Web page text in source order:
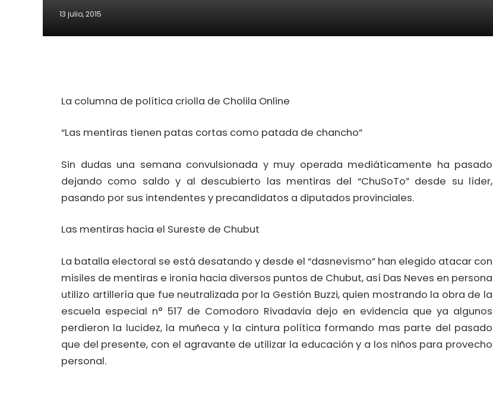
13 julio, 2015
La columna de política criolla de Cholila Online
“Las mentiras tienen patas cortas como patada de chancho”
Sin dudas una semana convulsionada y muy operada mediáticamente ha pasado
dejando como saldo y al descubierto las mentiras del “ChuSoTo” desde su líder,
pasando por sus intendentes y precandidatos a diputados provinciales.
Las mentiras hacia el Sureste de Chubut
La batalla electoral se está desatando y desde el “dasnevismo” han elegido atacar con
misiles de mentiras e ironía hacia diversos puntos de Chubut, así Das Neves en persona
utilizo artillería que fue neutralizada por la Gestión Buzzi, quien mostrando la obra de la
escuela especial n° 517 de Comodoro Rivadavia dejo en evidencia que ya algunos
perdieron la lucidez, la muñeca y la cintura política formando mas parte del pasado
que del presente, con el agravante de utilizar la educación y a los niños para provecho
personal.